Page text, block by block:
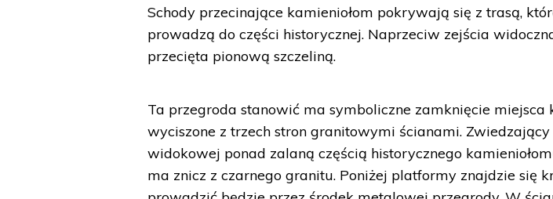
Schody przecinające kamieniołom pokrywają się z trasą,
prowadzą do części historycznej. Naprzeciw zejścia
przecięta pionową szczeliną.
Ta przegroda stanowić ma symboliczne zamknięcie miejsca
wyciszone z trzech stron granitowymi ścianami.
widokowej ponad zalaną częścią historycznego
ma znicz z czarnego granitu. Poniżej platformy znajdzie się